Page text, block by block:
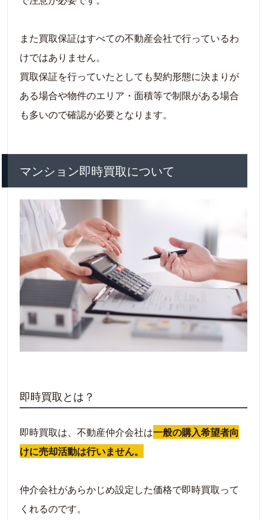
また買取保証はすべての不動産会社で行っているわ
けではありません。
買取保証を行っていたとしても契約形態に決まりが
ある場合や物件のエリア・面積等で制限がある場合
も多いので確認が必要となります。
マンション即時買取について
即時買取とは？
即時買取は、不動産仲介会社は一般の購入希望者向
けに売却活動は行いません。
仲介会社があらかじめ設定した価格で即時買取って
くれるのです。